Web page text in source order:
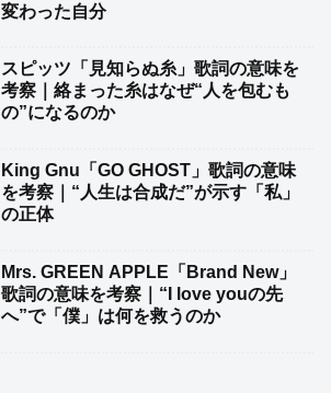
変わった自分
スピッツ「見知らぬ糸」歌詞の意味を
考察｜絡まった糸はなぜ“人を包むも
の”になるのか
King Gnu「GO GHOST」歌詞の意味
を考察｜“人生は合成だ”が示す「私」
の正体
Mrs. GREEN APPLE「Brand New」
歌詞の意味を考察｜“I love youの先
へ”で「僕」は何を救うのか